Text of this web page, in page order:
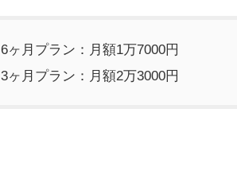
6ヶ月プラン：月額1万7000円
3ヶ月プラン：月額2万3000円